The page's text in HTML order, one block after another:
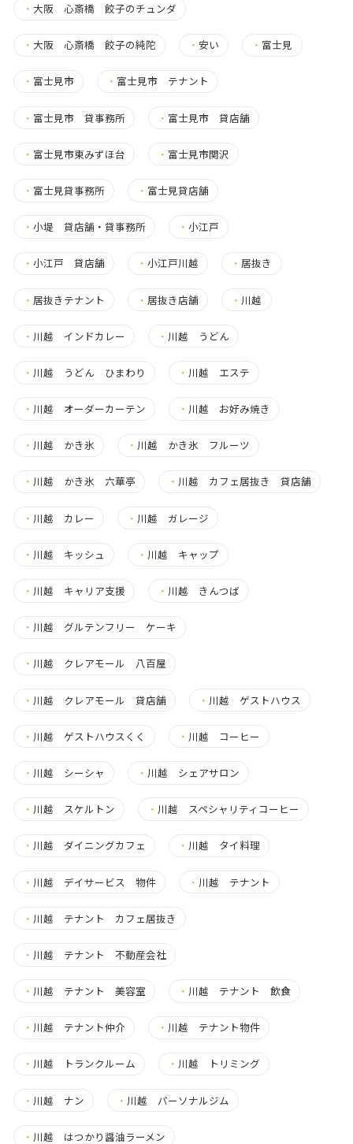
・ 大阪 心斎橋 餃子のチュンダ
・ 大阪 心斎橋 餃子の純陀 ・安い ・ 富士見
・ 富士見市 ・ 富士見市 テナント
・ 富士見市 貸事務所 ・ 富士見市 貸店舗
・ 富士見市東みずほ台 ・ 富士見市関沢
・ 富士見貸事務所 ・ 富士見貸店舗
・ 小堤 貸店舗・貸事務所 ・小江戸
・ 小江戸 貸店舗 ・小江戸川越 ・居抜き
・ 居抜きテナント ・ 居抜き店舗 ・ 川越
・ 川越 インドカレー ・ 川越 うどん
・ 川越 うどん ひまわり ・ 川越 エステ
・ 川越 オーダーカーテン ・ 川越 お好み焼き
・ 川越 かき氷 ・ 川越 かき氷 フルーツ
・ 川越 かき氷 六華亭 ・ 川越 カフェ居抜き 貸店舗
・ 川越 カレー ・ 川越 ガレージ
・ 川越 キッシュ ・ 川越 キャップ
・ 川越 キャリア支援 ・ 川越 きんつば
・ 川越 グルテンフリー ケーキ
・ 川越 クレアモール 八百屋
・ 川越 クレアモール 貸店舗 ・ 川越 ゲストハウス
・ 川越 ゲストハウスくく ・ 川越 コーヒー
・ 川越 シーシャ ・ 川越 シェアサロン
・ 川越 スケルトン ・ 川越 スペシャリティコーヒー
・ 川越 ダイニングカフェ ・ 川越 タイ料理
・ 川越 デイサービス 物件 ・ 川越 テナント
・ 川越 テナント カフェ居抜き
・ 川越 テナント 不動産会社
・ 川越 テナント 美容室 ・ 川越 テナント 飲食
・ 川越 テナント仲介 ・ 川越 テナント物件
・ 川越 トランクルーム ・ 川越 トリミング
・ 川越 ナン ・ 川越 パーソナルジム
・ 川越 はつかり醤油ラーメン